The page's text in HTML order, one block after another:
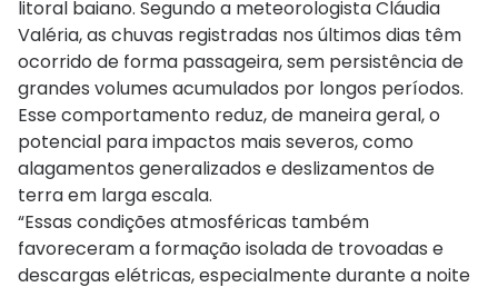
litoral baiano. Segundo a meteorologista Cláudia
Valéria, as chuvas registradas nos últimos dias têm
ocorrido de forma passageira, sem persistência de
grandes volumes acumulados por longos períodos.
Esse comportamento reduz, de maneira geral, o
potencial para impactos mais severos, como
alagamentos generalizados e deslizamentos de
terra em larga escala.
“Essas condições atmosféricas também
favoreceram a formação isolada de trovoadas e
descargas elétricas, especialmente durante a noite